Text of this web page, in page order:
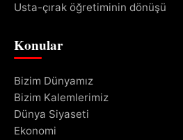
Usta-çırak öğretiminin dönüşü
Konular
Bizim Dünyamız
Bizim Kalemlerimiz
Dünya Siyaseti
Ekonomi